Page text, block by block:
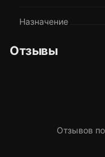
Назначение
Отзывы
Отзывов